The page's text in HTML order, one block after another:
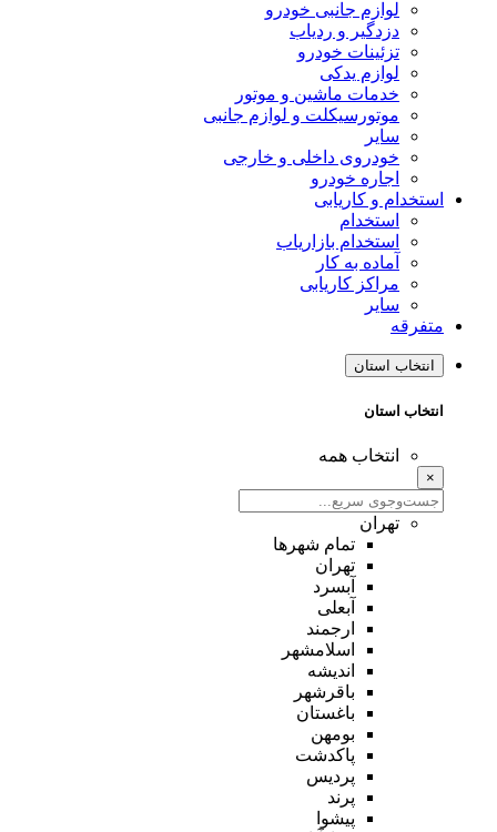
لوازم جانبی خودرو
دزدگیر و ردیاب
تزئینات خودرو
لوازم یدکی
خدمات ماشین و موتور
موتورسیکلت و لوازم جانبی
سایر
خودروی داخلی و خارجی
اجاره خودرو
استخدام و کاریابی
استخدام
استخدام بازاریاب
آماده به کار
مراکز کاریابی
سایر
متفرقه
انتخاب استان
انتخاب استان
انتخاب همه
×
تهران
تمام شهر‌ها
تهران
آبسرد
آبعلی
ارجمند
اسلامشهر
اندیشه
باقرشهر
باغستان
بومهن
پاکدشت
پردیس
پرند
پیشوا